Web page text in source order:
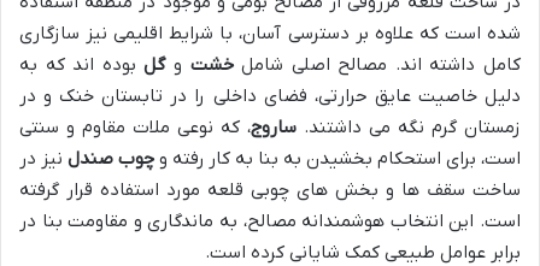
شده است که علاوه بر دسترسی آسان، با شرایط اقلیمی نیز سازگاری
کامل داشته اند. مصالح اصلی شاملخشت وگلبوده اند که به
دلیل خاصیت عایق حرارتی، فضای داخلی را در تابستان خنک و در
زمستان گرم نگه می داشتند. ساروج، که نوعی ملات مقاوم و سنتی
است، برای استحکام بخشیدن به بنا به کار رفته و چوب صندل نیز در
ساخت سقف ها و بخش های چوبی قلعه مورد استفاده قرار گرفته
است. این انتخاب هوشمندانه مصالح، به ماندگاری و مقاومت بنا در
برابر عوامل طبیعی کمک شایانی کرده است.